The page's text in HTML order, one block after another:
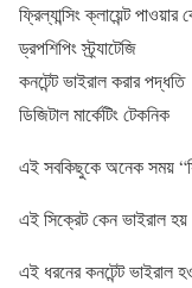
ফ্রিল্যান্সিং ক্লায়েন্ট
ড্রপশিপিং স্ট্র্যাটেজি
কনটেন্ট ভাইরাল করার পদ্ধতি
ডিজিটাল মার্কেটিং টেকনিক
এই সবকিছুকে অনেক সময়
এই সিক্রেট কেন ভাইরাল হয়
এই ধরনের কনটেন্ট